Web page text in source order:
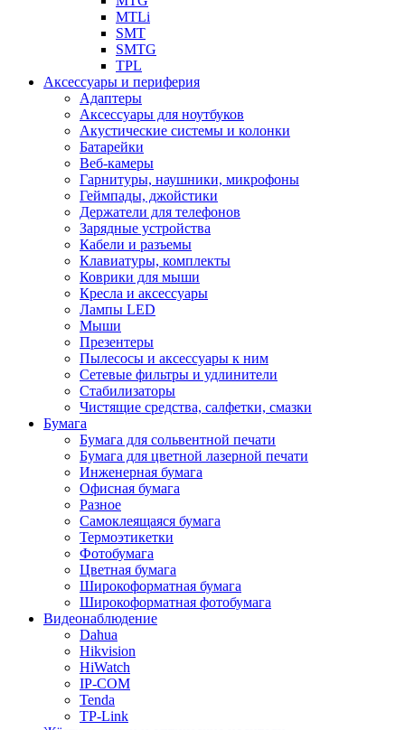
MTLi
SMT
SMTG
TPL
Аксессуары и периферия
Адаптеры
Аксессуары для ноутбуков
Акустические системы и колонки
Батарейки
Веб-камеры
Гарнитуры, наушники, микрофоны
Геймпады, джойстики
Держатели для телефонов
Зарядные устройства
Кабели и разъемы
Клавиатуры, комплекты
Коврики для мыши
Кресла и аксессуары
Лампы LED
Мыши
Презентеры
Пылесосы и аксессуары к ним
Сетевые фильтры и удлинители
Стабилизаторы
Чистящие средства, салфетки, смазки
Бумага
Бумага для сольвентной печати
Бумага для цветной лазерной печати
Инженерная бумага
Офисная бумага
Разное
Самоклеящаяся бумага
Термоэтикетки
Фотобумага
Цветная бумага
Широкоформатная бумага
Широкоформатная фотобумага
Видеонаблюдение
Dahua
Hikvision
HiWatch
IP-COM
Tenda
TP-Link